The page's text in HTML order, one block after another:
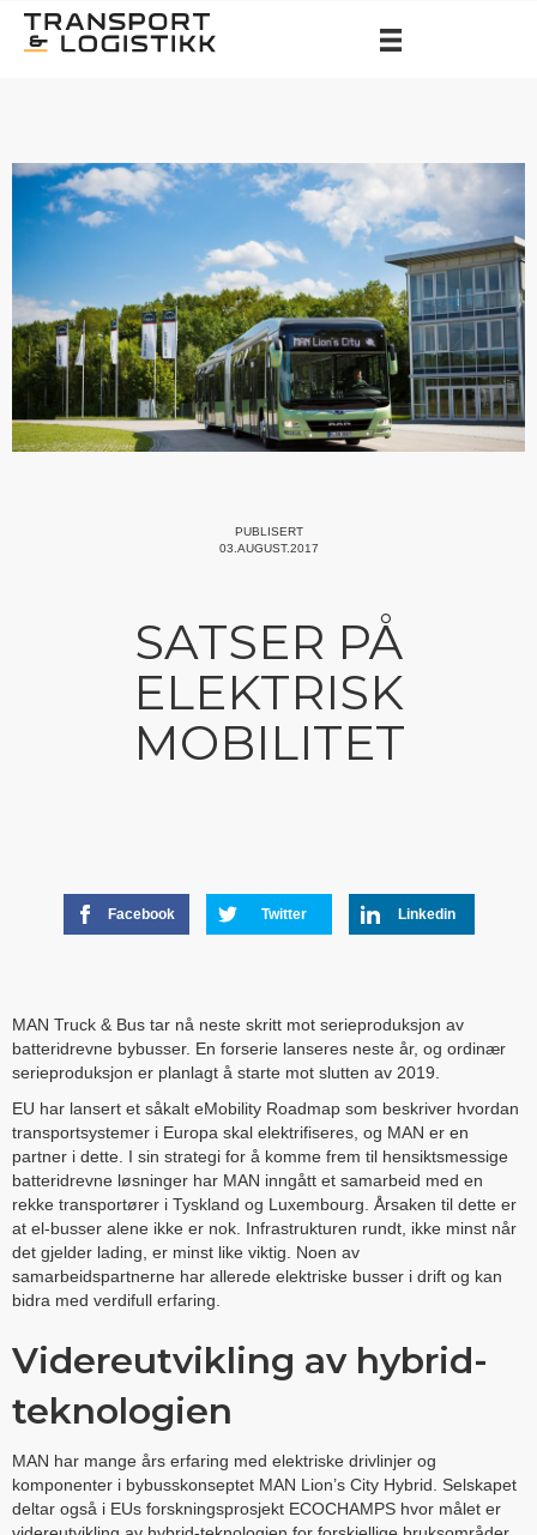
PUBLISERT
03.AUGUST.2017
SATSER PÅ
ELEKTRISK
MOBILITET
Facebook Twitter Linkedin
MAN Truck & Bus tar nå neste skritt mot serieproduksjon av
batteridrevne bybusser. En forserie lanseres neste år, og ordinær
serieproduksjon er planlagt å starte mot slutten av 2019.
EU har lansert et såkalt eMobility Roadmap som beskriver hvordan
transportsystemer i Europa skal elektrifiseres, og MAN er en
partner i dette. I sin strategi for å komme frem til hensiktsmessige
batteridrevne løsninger har MAN inngått et samarbeid med en
rekke transportører i Tyskland og Luxembourg. Årsaken til dette er
at el-busser alene ikke er nok. Infrastrukturen rundt, ikke minst når
det gjelder lading, er minst like viktig. Noen av
samarbeidspartnerne har allerede elektriske busser i drift og kan
bidra med verdifull erfaring.
Videreutvikling av hybrid-
teknologien
MAN har mange års erfaring med elektriske drivlinjer og
komponenter i bybusskonseptet MAN Lion’s City Hybrid. Selskapet
deltar også i EUs forskningsprosjekt ECOCHAMPS hvor målet er